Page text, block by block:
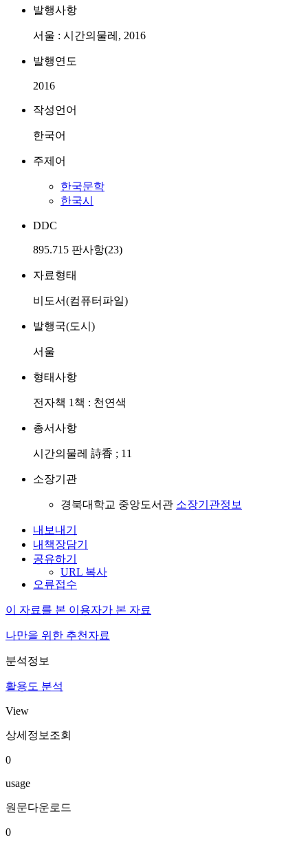
발행사항
서울 : 시간의물레, 2016
발행연도
2016
작성언어
한국어
주제어
한국문학
한국시
DDC
895.715 판사항(23)
자료형태
비도서(컴퓨터파일)
발행국(도시)
서울
형태사항
전자책 1책 : 천연색
총서사항
시간의물레 詩香 ; 11
소장기관
경북대학교 중앙도서관 소장기관정보
내보내기
내책장담기
공유하기
URL 복사
오류접수
이 자료를 본 이용자가 본 자료
나만을 위한 추천자료
분석정보
활용도 분석
View
상세정보조회
0
usage
원문다운로드
0